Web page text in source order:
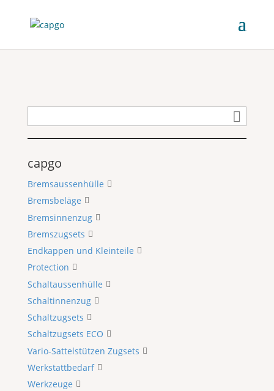
capgo
Bremsaussenhülle
Bremsbeläge
Bremsinnenzug
Bremszugsets
Endkappen und Kleinteile
Protection
Schaltaussenhülle
Schaltinnenzug
Schaltzugsets
Schaltzugsets ECO
Vario-Sattelstützen Zugsets
Werkstattbedarf
Werkzeuge